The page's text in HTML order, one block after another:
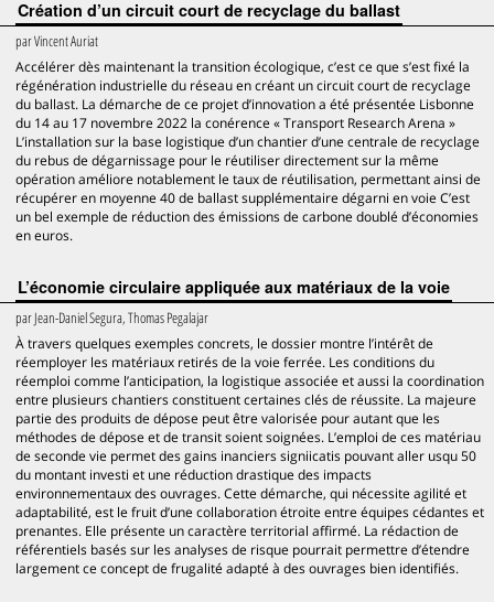
Création d’un circuit court de recyclage du ballast
parVincent Auriat
Accélérer dès maintenant la transition écologique, c’est ce que s’est fixé la
régénération industrielle du réseau en créant un circuit court de recyclage
du ballast. La démarche de ce projet d’innovation a été présentée Lisbonne
du 14 au 17 novembre 2022 la conérence « Transport Research Arena »
L’installation sur la base logistique d’un chantier d’une centrale de recyclage
du rebus de dégarnissage pour le réutiliser directement sur la même
opération améliore notablement le taux de réutilisation, permettant ainsi de
récupérer en moyenne 40 de ballast supplémentaire dégarni en voie C’est
un bel exemple de réduction des émissions de carbone doublé d’économies
en euros.
L’économie circulaire appliquée aux matériaux de la voie
parJean-Daniel Segura, Thomas Pegalajar
À travers quelques exemples concrets, le dossier montre l’intérêt de
réemployer les matériaux retirés de la voie ferrée. Les conditions du
réemploi comme l’anticipation, la logistique associée et aussi la coordination
entre plusieurs chantiers constituent certaines clés de réussite. La majeure
partie des produits de dépose peut être valorisée pour autant que les
méthodes de dépose et de transit soient soignées. L’emploi de ces matériau
de seconde vie permet des gains inanciers signiicatis pouvant aller usqu 50
du montant investi et une réduction drastique des impacts
environnementaux des ouvrages. Cette démarche, qui nécessite agilité et
adaptabilité, est le fruit d’une collaboration étroite entre équipes cédantes et
prenantes. Elle présente un caractère territorial affirmé. La rédaction de
référentiels basés sur les analyses de risque pourrait permettre d’étendre
largement ce concept de frugalité adapté à des ouvrages bien identifiés.